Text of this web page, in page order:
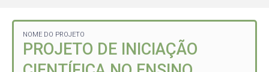
NOME DO PROJETO
PROJETO DE INICIAÇÃO